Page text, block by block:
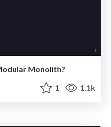
Monolith?
1 1.1k